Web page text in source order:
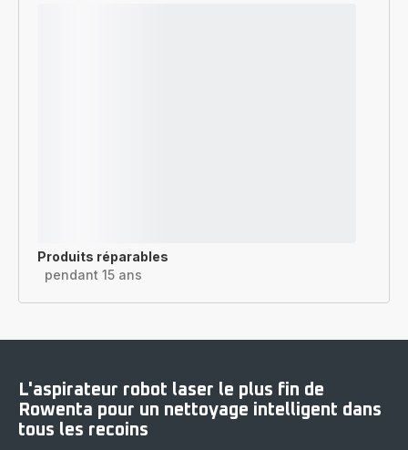
Produits réparables
pendant 15 ans
L'aspirateur robot laser le plus fin de
Rowenta pour un nettoyage intelligent dans
tous les recoins